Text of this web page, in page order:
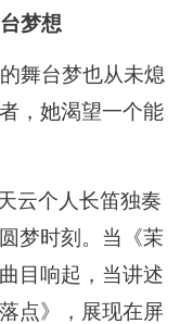
梦想
舞台梦也从未熄
，她渴望一个能
云个人长笛独奏
梦时刻。当《茉
目响起，当讲述
点》，展现在屏